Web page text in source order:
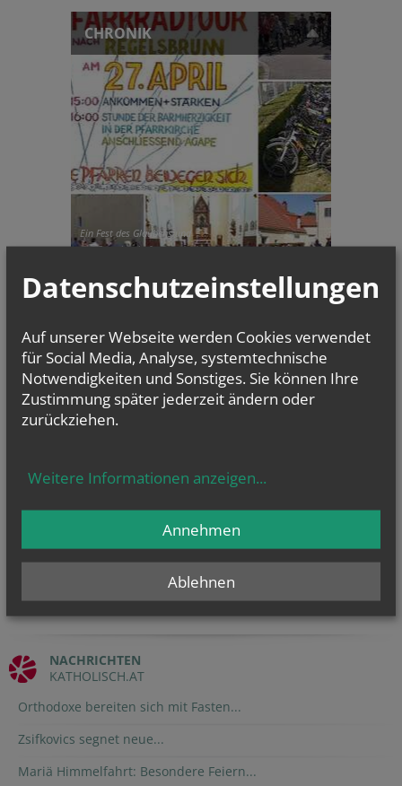
CHRONIK
Ein Fest des Glaubens und
der Gemeinschaft: Stunde d...
GOTTESDIENSTE
Evangelium
Joh 12, 24-26
Wenn das Weizenkorn stirbt, bringt es reiche Frucht
NAMENSTAGE
Hl. Laurentius, Hl. Asteria, Hl. Erik, Hl. Plektrudis
NACHRICHTEN
KATHOLISCH.AT
Orthodoxe bereiten sich mit Fasten...
Zsifkovics segnet neue...
Mariä Himmelfahrt: Besondere Feiern...
Datenschutzeinstellungen
Auf unserer Webseite werden Cookies verwendet
für Social Media, Analyse, systemtechnische
Notwendigkeiten und Sonstiges. Sie können Ihre
Zustimmung später jederzeit ändern oder
zurückziehen.
Weitere Informationen anzeigen...
Ablehnen
Annehmen